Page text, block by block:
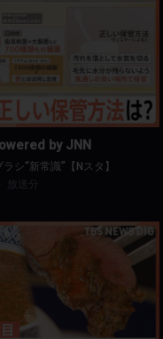
DIG Powered by JNN
歯ブラシ“新常識”【Nスタ】
by JNN
シ“新常識”【Nスタ】
送分
DIG Powered by JNN
ス」知ってますか？【Nスタ】